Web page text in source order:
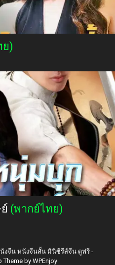
ย)
(พากย์ไทย)
งจีน หนังจีนสั้น มินิซีรีส์จีน ดูฟรี -
Themeby WPEnjoy